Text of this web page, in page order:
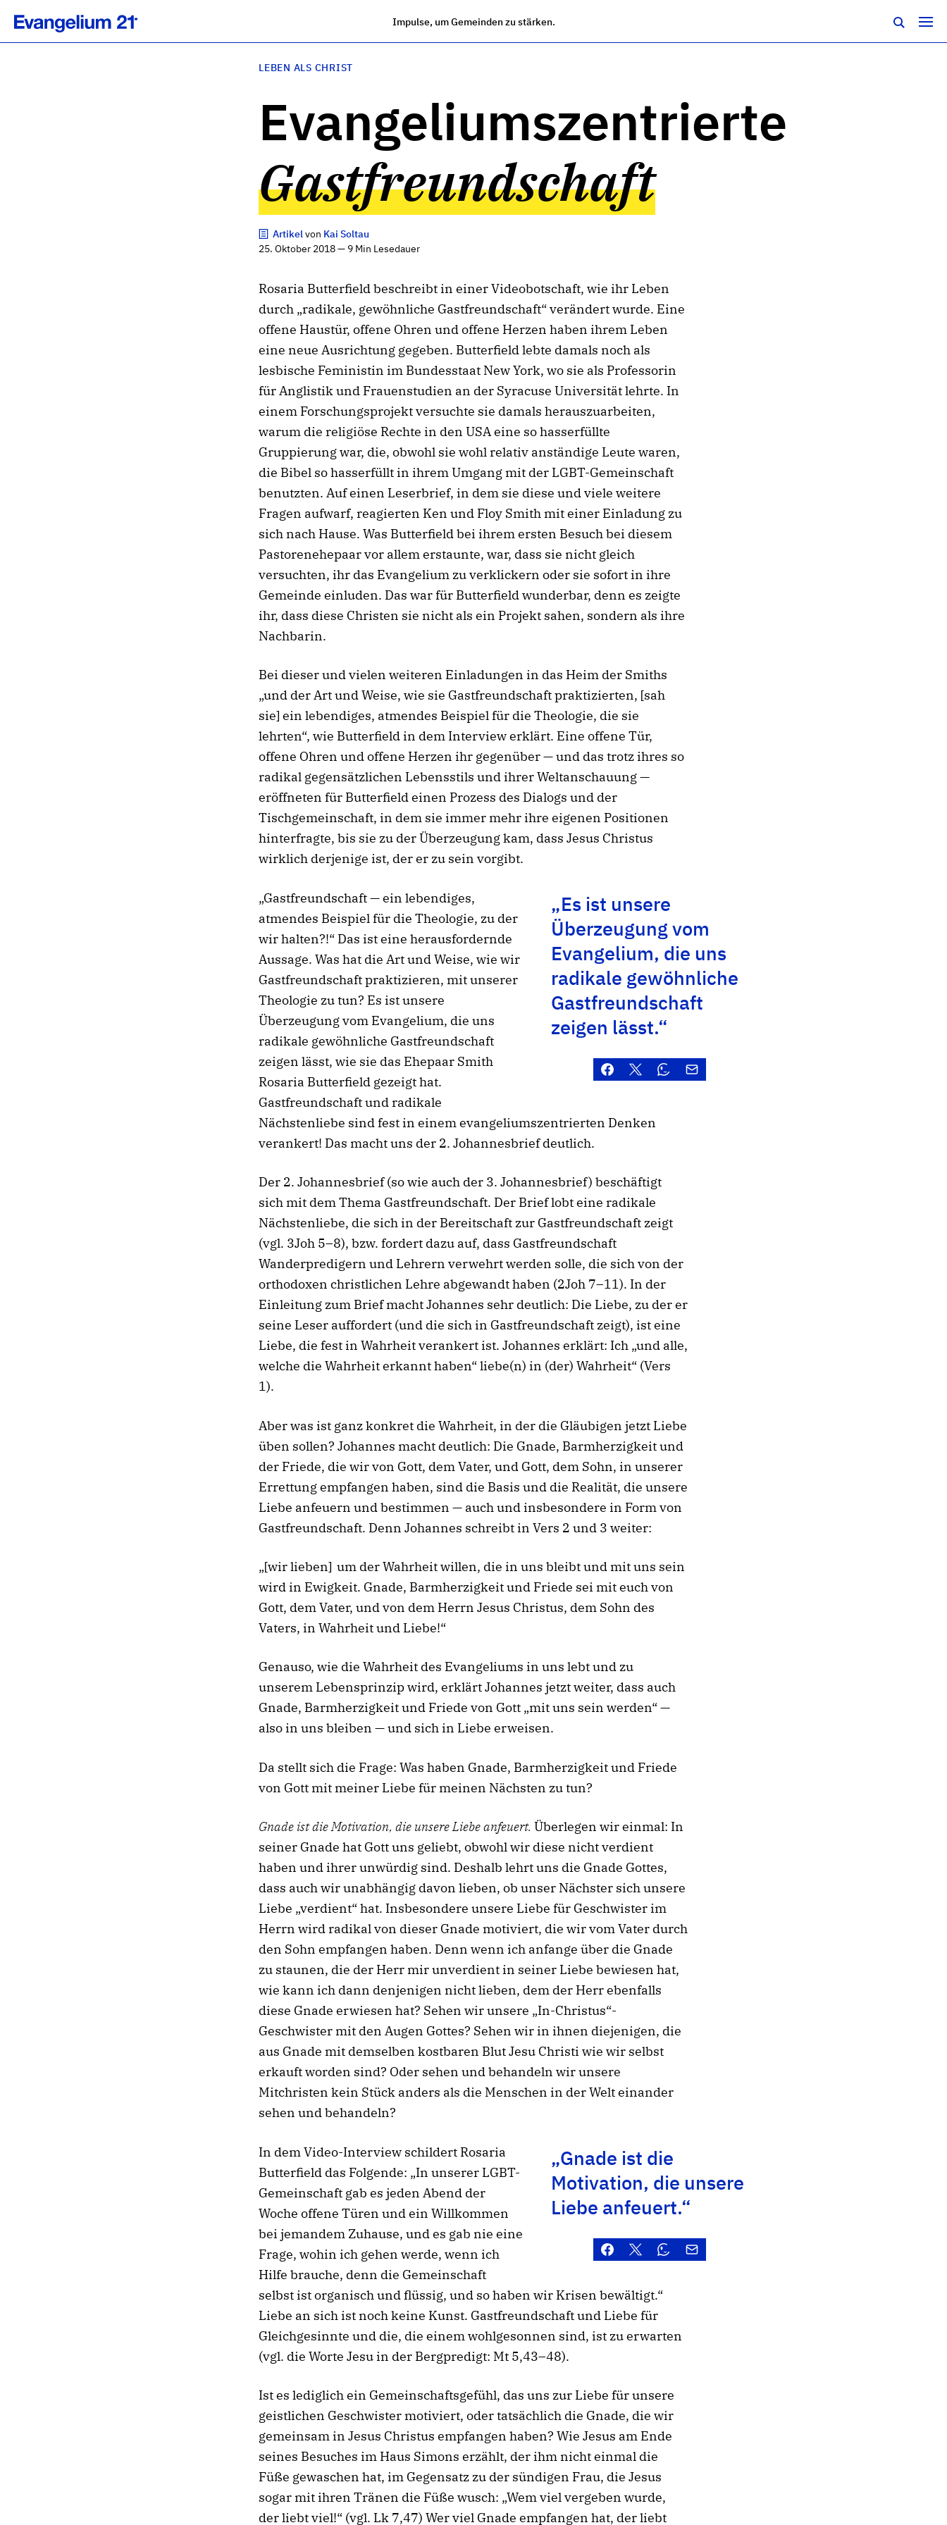
Impulse, um Gemeinden zu stärken.
LEBEN ALS CHRIST
Evangeliumszentrierte
Gastfreundschaft
Artikelvon Kai Soltau
25. Oktober 2018 — 9 Min Lesedauer
Rosaria Butterfield beschreibt in einer Videobotschaft, wie ihr Leben
durch „radikale, gewöhnliche Gastfreundschaft“ verändert wurde. Eine
offene Haustür, offene Ohren und offene Herzen haben ihrem Leben
eine neue Ausrichtung gegeben. Butterfield lebte damals noch als
lesbische Feministin im Bundesstaat New York, wo sie als Professorin
für Anglistik und Frauenstudien an der Syracuse Universität lehrte. In
einem Forschungsprojekt versuchte sie damals herauszuarbeiten,
warum die religiöse Rechte in den USA eine so hasserfüllte
Gruppierung war, die, obwohl sie wohl relativ anständige Leute waren,
die Bibel so hasserfüllt in ihrem Umgang mit der LGBT-Gemeinschaft
benutzten. Auf einen Leserbrief, in dem sie diese und viele weitere
Fragen aufwarf, reagierten Ken und Floy Smith mit einer Einladung zu
sich nach Hause. Was Butterfield bei ihrem ersten Besuch bei diesem
Pastorenehepaar vor allem erstaunte, war, dass sie nicht gleich
versuchten, ihr das Evangelium zu verklickern oder sie sofort in ihre
Gemeinde einluden. Das war für Butterfield wunderbar, denn es zeigte
ihr, dass diese Christen sie nicht als ein Projekt sahen, sondern als ihre
Nachbarin.
Bei dieser und vielen weiteren Einladungen in das Heim der Smiths
„und der Art und Weise, wie sie Gastfreundschaft praktizierten, [sah
sie] ein lebendiges, atmendes Beispiel für die Theologie, die sie
lehrten“, wie Butterfield in dem Interview erklärt. Eine offene Tür,
offene Ohren und offene Herzen ihr gegenüber — und das trotz ihres so
radikal gegensätzlichen Lebensstils und ihrer Weltanschauung —
eröffneten für Butterfield einen Prozess des Dialogs und der
Tischgemeinschaft, in dem sie immer mehr ihre eigenen Positionen
hinterfragte, bis sie zu der Überzeugung kam, dass Jesus Christus
wirklich derjenige ist, der er zu sein vorgibt.
„Es ist unsere
Überzeugung vom
Evangelium, die uns
radikale gewöhnliche
Gastfreundschaft
zeigen lässt.“
„Gastfreundschaft — ein lebendiges,
atmendes Beispiel für die Theologie, zu der
wir halten?!“ Das ist eine herausfordernde
Aussage. Was hat die Art und Weise, wie wir
Gastfreundschaft praktizieren, mit unserer
Theologie zu tun? Es ist unsere
Überzeugung vom Evangelium, die uns
radikale gewöhnliche Gastfreundschaft
zeigen lässt, wie sie das Ehepaar Smith
Rosaria Butterfield gezeigt hat.
Gastfreundschaft und radikale
Nächstenliebe sind fest in einem evangeliumszentrierten Denken
verankert! Das macht uns der 2. Johannesbrief deutlich.
Der 2. Johannesbrief (so wie auch der 3. Johannesbrief) beschäftigt
sich mit dem Thema Gastfreundschaft. Der Brief lobt eine radikale
Nächstenliebe, die sich in der Bereitschaft zur Gastfreundschaft zeigt
(vgl. 3Joh 5–8), bzw. fordert dazu auf, dass Gastfreundschaft
Wanderpredigern und Lehrern verwehrt werden solle, die sich von der
orthodoxen christlichen Lehre abgewandt haben (2Joh 7–11). In der
Einleitung zum Brief macht Johannes sehr deutlich: Die Liebe, zu der er
seine Leser auffordert (und die sich in Gastfreundschaft zeigt), ist eine
Liebe, die fest in Wahrheit verankert ist. Johannes erklärt: Ich „und alle,
welche die Wahrheit erkannt haben“ liebe(n) in (der) Wahrheit“ (Vers
1).
Aber was ist ganz konkret die Wahrheit, in der die Gläubigen jetzt Liebe
üben sollen? Johannes macht deutlich: Die Gnade, Barmherzigkeit und
der Friede, die wir von Gott, dem Vater, und Gott, dem Sohn, in unserer
Errettung empfangen haben, sind die Basis und die Realität, die unsere
Liebe anfeuern und bestimmen — auch und insbesondere in Form von
Gastfreundschaft. Denn Johannes schreibt in Vers 2 und 3 weiter:
„[wir lieben] um der Wahrheit willen, die in uns bleibt und mit uns sein
wird in Ewigkeit. Gnade, Barmherzigkeit und Friede sei mit euch von
Gott, dem Vater, und von dem Herrn Jesus Christus, dem Sohn des
Vaters, in Wahrheit und Liebe!“
Genauso, wie die Wahrheit des Evangeliums in uns lebt und zu
unserem Lebensprinzip wird, erklärt Johannes jetzt weiter, dass auch
Gnade, Barmherzigkeit und Friede von Gott „mit uns sein werden“ —
also in uns bleiben — und sich in Liebe erweisen.
Da stellt sich die Frage: Was haben Gnade, Barmherzigkeit und Friede
von Gott mit meiner Liebe für meinen Nächsten zu tun?
Gnade ist die Motivation, die unsere Liebe anfeuert. Überlegen wir einmal: In
seiner Gnade hat Gott uns geliebt, obwohl wir diese nicht verdient
haben und ihrer unwürdig sind. Deshalb lehrt uns die Gnade Gottes,
dass auch wir unabhängig davon lieben, ob unser Nächster sich unsere
Liebe „verdient“ hat. Insbesondere unsere Liebe für Geschwister im
Herrn wird radikal von dieser Gnade motiviert, die wir vom Vater durch
den Sohn empfangen haben. Denn wenn ich anfange über die Gnade
zu staunen, die der Herr mir unverdient in seiner Liebe bewiesen hat,
wie kann ich dann denjenigen nicht lieben, dem der Herr ebenfalls
diese Gnade erwiesen hat? Sehen wir unsere „In-Christus“-
Geschwister mit den Augen Gottes? Sehen wir in ihnen diejenigen, die
aus Gnade mit demselben kostbaren Blut Jesu Christi wie wir selbst
erkauft worden sind? Oder sehen und behandeln wir unsere
Mitchristen kein Stück anders als die Menschen in der Welt einander
sehen und behandeln?
„Gnade ist die
Motivation, die unsere
Liebe anfeuert.“
In dem Video-Interview schildert Rosaria
Butterfield das Folgende: „In unserer LGBT-
Gemeinschaft gab es jeden Abend der
Woche offene Türen und ein Willkommen
bei jemandem Zuhause, und es gab nie eine
Frage, wohin ich gehen werde, wenn ich
Hilfe brauche, denn die Gemeinschaft
selbst ist organisch und flüssig, und so haben wir Krisen bewältigt.“
Liebe an sich ist noch keine Kunst. Gastfreundschaft und Liebe für
Gleichgesinnte und die, die einem wohlgesonnen sind, ist zu erwarten
(vgl. die Worte Jesu in der Bergpredigt: Mt 5,43–48).
Ist es lediglich ein Gemeinschaftsgefühl, das uns zur Liebe für unsere
geistlichen Geschwister motiviert, oder tatsächlich die Gnade, die wir
gemeinsam in Jesus Christus empfangen haben? Wie Jesus am Ende
seines Besuches im Haus Simons erzählt, der ihm nicht einmal die
Füße gewaschen hat, im Gegensatz zu der sündigen Frau, die Jesus
sogar mit ihren Tränen die Füße wusch: „Wem viel vergeben wurde,
der liebt viel!“ (vgl. Lk 7,47) Wer viel Gnade empfangen hat, der liebt